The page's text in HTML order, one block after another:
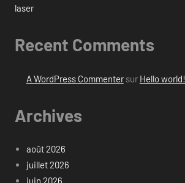
laser
Recent Comments
A WordPress Commentersur Hello world!
Archives
août 2026
juillet 2026
juin 2026